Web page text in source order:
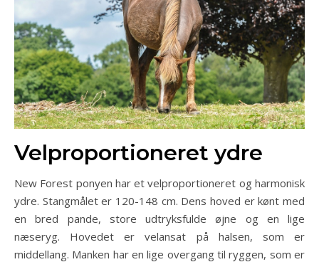
Velproportioneret ydre
New Forest ponyen har et velproportioneret og harmonisk
ydre. Stangmålet er 120-148 cm. Dens hoved er kønt med
en bred pande, store udtryksfulde øjne og en lige
næseryg. Hovedet er velansat på halsen, som er
middellang. Manken har en lige overgang til ryggen, som er